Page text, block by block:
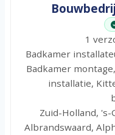
1
Badkamer
Badkamer
installatie,
Zuid-Holland, 's-
Albrandswaard,